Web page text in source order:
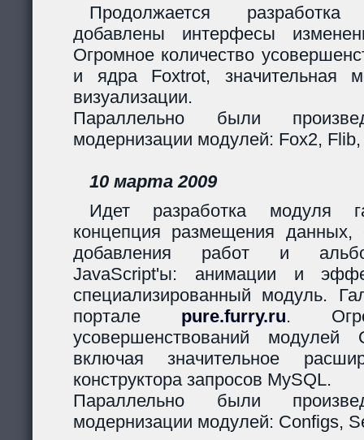
Продолжается
добавлены интерфесы
Огромное количество
и ядра Foxtrot, значительная
визуализации.
Параллельно были
модернизации модулей: Fox2,
10 марта 2009
Идет разработка модуля
концепция размещения данных,
добавления работ и
JavaScript'ы: анимации и
специализированный модуль.
портале pure.furry.ru.
усовершенствований
включая значительное
конструктора запросов MySQL.
Параллельно были
модернизации модулей: Configs,